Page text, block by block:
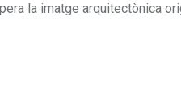
la imatge arquitectònica